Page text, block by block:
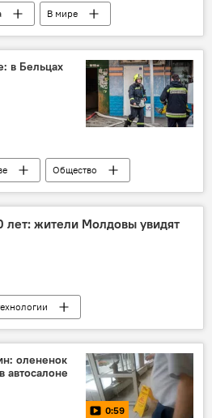
В мире
встреча
в Бельцах
Общество
лет: жители Молдовы увидят
лунное затмение
марса
олененок
автосалоне
0:59